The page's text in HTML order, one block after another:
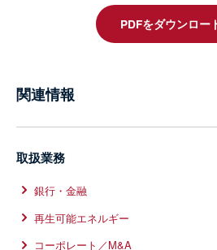
PDFをダウンロー
関連情報
取扱業務
銀行・金融
再生可能エネルギー
コーポレート／M&A